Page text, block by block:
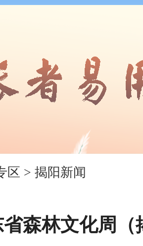
区 > 揭阳新闻
森林文化周